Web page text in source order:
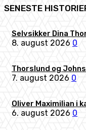
SENESTE
Selvsikker Dina
8. august 2026 0
Thorslund og
7. august 2026 0
Oliver Maximilian i
6. august 2026 0